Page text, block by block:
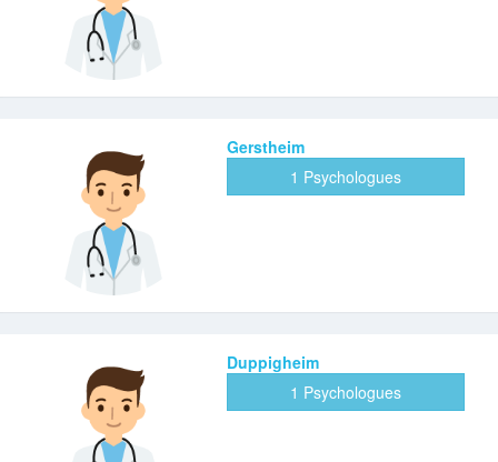
Gerstheim
1 Psychologues
Duppigheim
1 Psychologues